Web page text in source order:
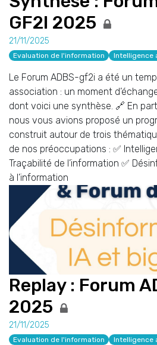
GF2I 2025
21/11/2025
Evaluation de l'information Intelligence
Le Forum ADBS-gf2i a été un
association : un moment
dont voici une synthèse. 🔗 En
nous vous avions proposé un
construit autour de trois
de nos préoccupations : ✅
Traçabilité de l’information ✅
à l’information
Replay : Forum
2025
21/11/2025
Evaluation de l'information Intelligence